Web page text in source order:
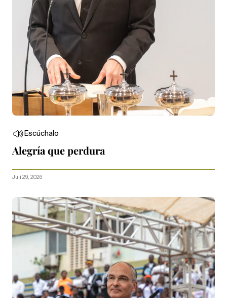
Escúchalo
Alegría que perdura
Juli 29, 2026